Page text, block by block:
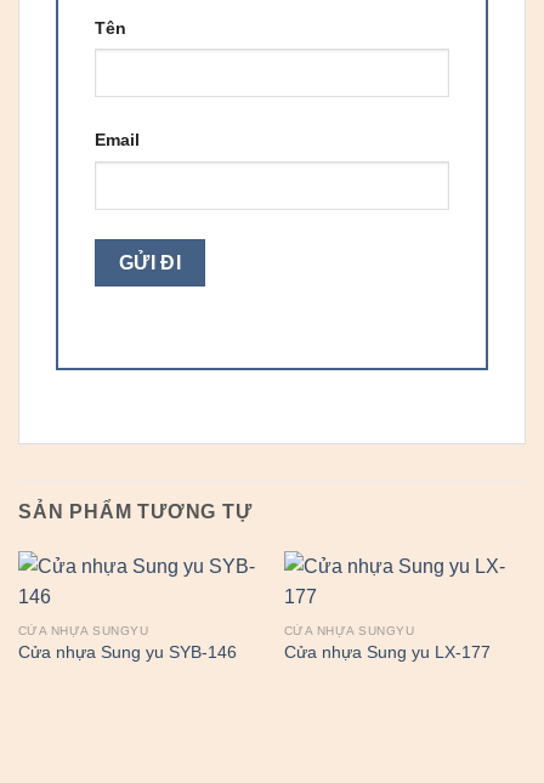
Tên
Email
SẢN PHẨM TƯƠNG TỰ
CỬA NHỰA SUNGYU
Cửa nhựa Sung yu SYB-146
CỬA NHỰA SUNGYU
Cửa nhựa Sung yu LX-177